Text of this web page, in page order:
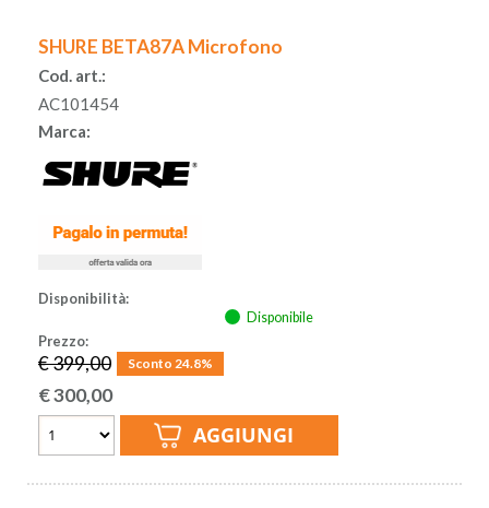
SHURE BETA87A Microfono
Cod. art.:
AC101454
Marca:
Disponibilità:
Disponibile
Prezzo:
€ 399,00 Sconto 24.8%
€300,00